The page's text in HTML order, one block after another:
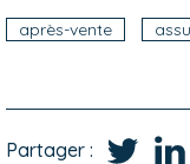
après-vente
Partager :